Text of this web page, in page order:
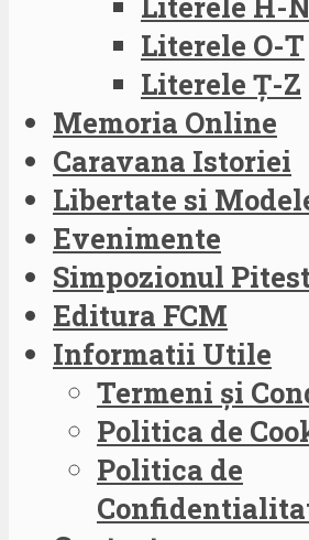
Literele O-T
Literele Ț-Z
Memoria Online
Caravana Istoriei
Libertate si
Evenimente
Simpozionul
Editura FCM
Informatii Utile
Termeni și
Politica de
Politica de